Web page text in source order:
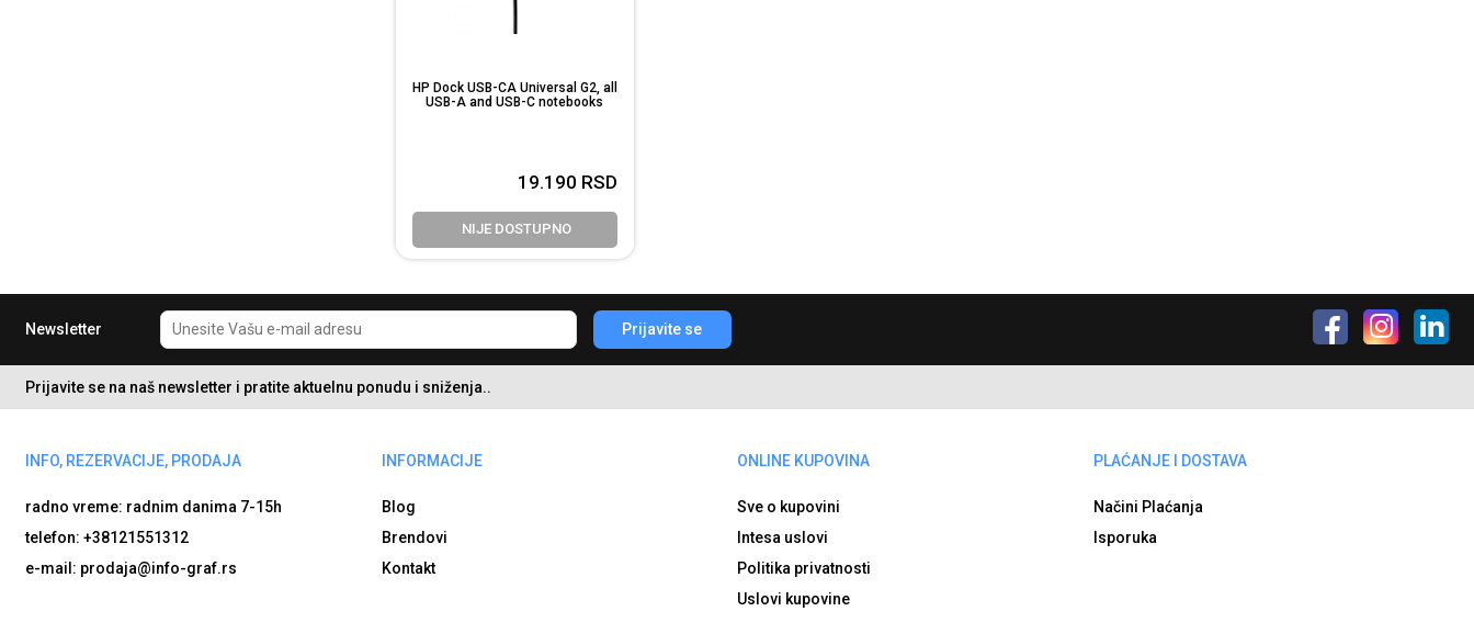
HP Dock USB-CA Universal G2, all
USB-A and USB-C notebooks
19.190 RSD
NIJE DOSTUPNO
Newsletter Prijavite se
Prijavite se na naš newsletter i pratite aktuelnu ponudu i sniženja..
INFO, REZERVACIJE, PRODAJA
radno vreme: radnim danima 7-15h
telefon: +38121551312
e-mail: prodaja@info-graf.rs
INFORMACIJE
Blog
Brendovi
Kontakt
ONLINE KUPOVINA
Sve o kupovini
Intesa uslovi
Politika privatnosti
Uslovi kupovine
PLAĆANJE I DOSTAVA
Načini Plaćanja
Isporuka